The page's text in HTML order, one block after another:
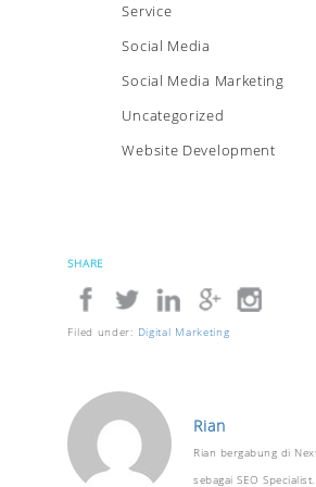
Service
Social Media
Social Media Marketing
Uncategorized
Website Development
SHARE
Filed under: Digital Marketing
Rian
Rian bergabung di
sebagai SEO